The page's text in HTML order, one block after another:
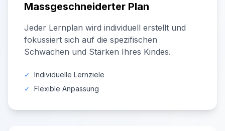
Massgeschneiderter Plan
Jeder Lernplan wird individuell erstellt und
fokussiert sich auf die spezifischen
Schwächen und Stärken Ihres Kindes.
✓ Individuelle Lernziele
✓ Flexible Anpassung